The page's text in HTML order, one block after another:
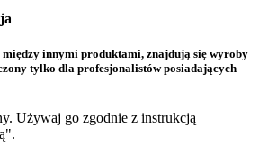
między innymi produktami, znajdują się wyroby
tylko dla profesjonalistów posiadających
Używaj go zgodnie z instrukcją